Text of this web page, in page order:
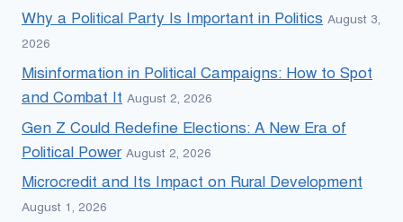
Why a Political Party Is Important in Politics August 3,
2026
Misinformation in Political Campaigns: How to Spot
and Combat It August 2, 2026
Gen Z Could Redefine Elections: A New Era of
Political Power August 2, 2026
Microcredit and Its Impact on Rural Development
August 1, 2026